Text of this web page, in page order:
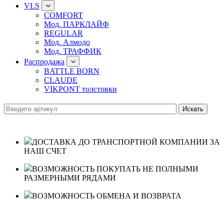
VLS
COMFORT
Мод. ПАРКЛАЙФ
REGULAR
Мод. Алмодо
Мод. ТРАФФИК
Распродажа
BATTLE BORN
CLAUDE
VIKPONT толстовки
ДОСТАВКА ДО ТРАНСПОРТНОЙ КОМПАНИИ ЗА
НАШ СЧЕТ
ВОЗМОЖНОСТЬ ПОКУПАТЬ НЕ ПОЛНЫМИ
РАЗМЕРНЫМИ РЯДАМИ
ВОЗМОЖНОСТЬ ОБМЕНА И ВОЗВРАТА